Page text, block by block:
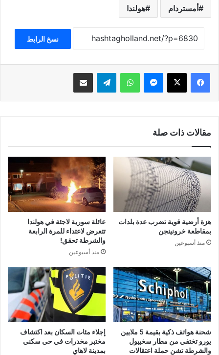
أمستردام هولندا
نسخ الرابط
فيسبوك ‫X ماسنجر واتساب تيلقرام مشاركة عبر البريد
مقالات ذات صلة
هزة أرضية قوية تضرب عدة بلدات
بمقاطعة خرونينجن
منذ أسبوعين
عائلة سورية لاجئة في هولندا
تتعرض لاعتداء للمرة الرابعة
والشرطة تحقق!
منذ أسبوعين
شحنة هواتف ذكية بقيمة 5 ملايين
يورو تختفي من مطار سخيبول
والشرطة تشن حملة اعتقالات
إجلاء مئات السكان بعد اكتشاف
مختبر مخدرات في حي سكني
بمدينة لاهاي